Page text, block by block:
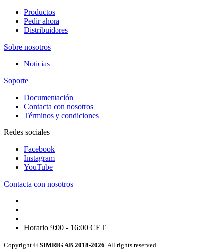
Productos
Pedir ahora
Distribuidores
Sobre nosotros
Noticias
Soporte
Documentación
Contacta con nosotros
Términos y condiciones
Redes sociales
Facebook
Instagram
YouTube
Contacta con nosotros
Horario 9:00 - 16:00 CET
Copyright © SIMRIG AB 2018-2026 . All rights reserved.